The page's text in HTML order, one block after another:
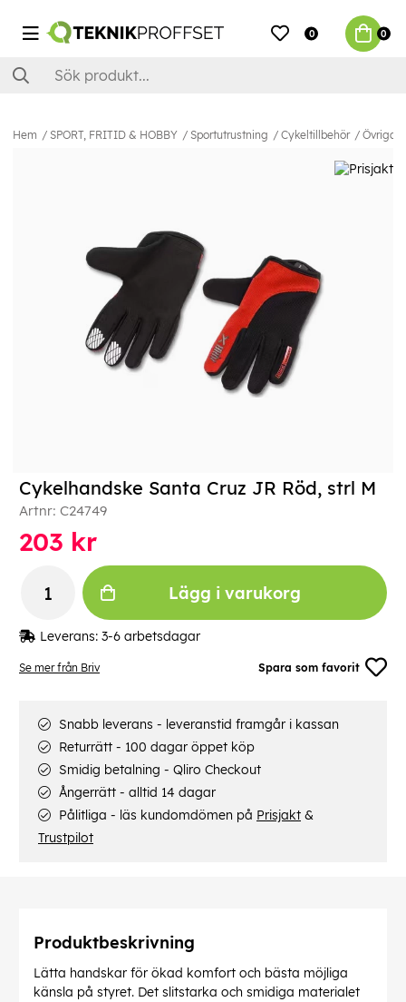
0 0
Hem SPORT, FRITID & HOBBY Sportutrustning Cykeltillbehör Övriga
Se mer från Briv Spara som favorit
Cykelhandske Santa Cruz JR Röd, strl M
Artnr: C24749
203 kr
Lägg i varukorg
Leverans: 3-6 arbetsdagar
Snabb leverans - leveranstid framgår i kassan
Returrätt - 100 dagar öppet köp
Smidig betalning - Qliro Checkout
Ångerrätt - alltid 14 dagar
Pålitliga - läs kundomdömen på Prisjakt &
Trustpilot
Produktbeskrivning
Lätta handskar för ökad komfort och bästa möjliga
känsla på styret. Det slitstarka och smidiga materialet